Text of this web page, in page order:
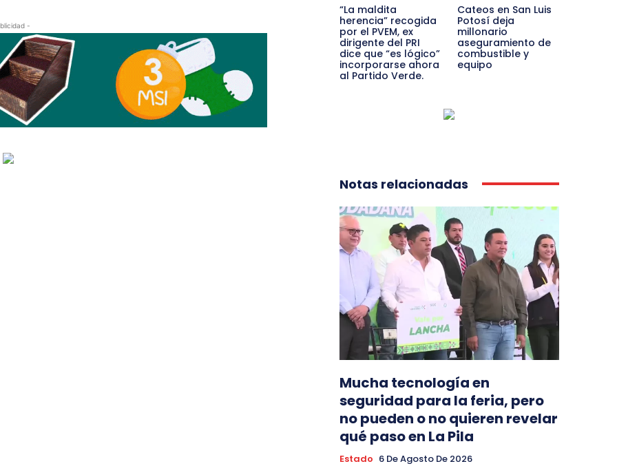
-
“La maldita
herencia” recogida
por el PVEM, ex
dirigente del PRI
dice que “es lógico”
incorporarse ahora
al Partido Verde.
Cateos en San Luis
Potosí deja
millonario
aseguramiento de
combustible y
equipo
Notas relacionadas
Mucha tecnología en
seguridad para la feria, pero
no pueden o no quieren revelar
qué paso en La Pila
Estado 6 De Agosto De 2026